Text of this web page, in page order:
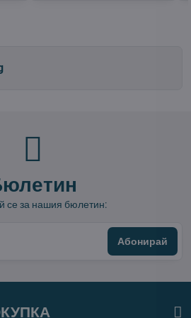
се за нашия бюлетин:
Абонирай